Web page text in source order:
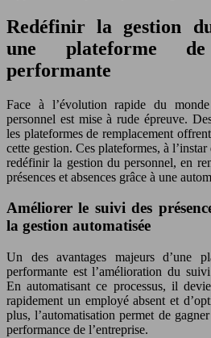
Redéfinir la gestion
une plateforme de
performante
Face à l’évolution rapide du
personnel est mise à rude épreuve.
les plateformes de remplacement
cette gestion. Ces plateformes, à l’instar
redéfinir la gestion du personnel, en
présences et absences grâce à une
Améliorer le suivi des
la gestion automatisée
Un des avantages majeurs d’une
performante est l’amélioration du
En automatisant ce processus, il
rapidement un employé absent et
plus, l’automatisation permet de
performance de l’entreprise.